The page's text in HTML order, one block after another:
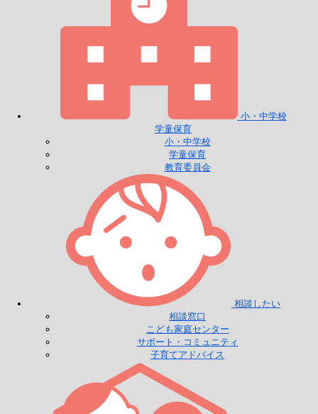
小・中学校
学童保育
小・中学校
学童保育
教育委員会
相談したい
相談窓口
こども家庭センター
サポート・コミュニティ
子育てアドバイス